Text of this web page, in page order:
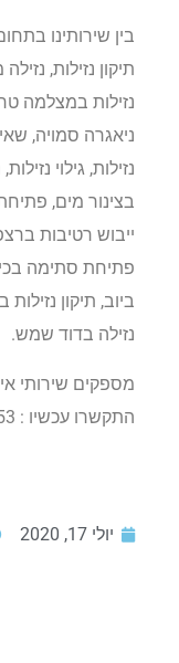
בין שירותינו
תיקון נזילות,
נזילות במצלמה
ניאגרה סמויה,
נזילות, גילוי
בצינור מים,
ייבוש רטיבות
פתיחת סתימה
ביוב, תיקון
נזילה בדוד שמש.
מספקים שירותי
התקשרו עכשיו : 052-912-5853
יולי 17, 2020